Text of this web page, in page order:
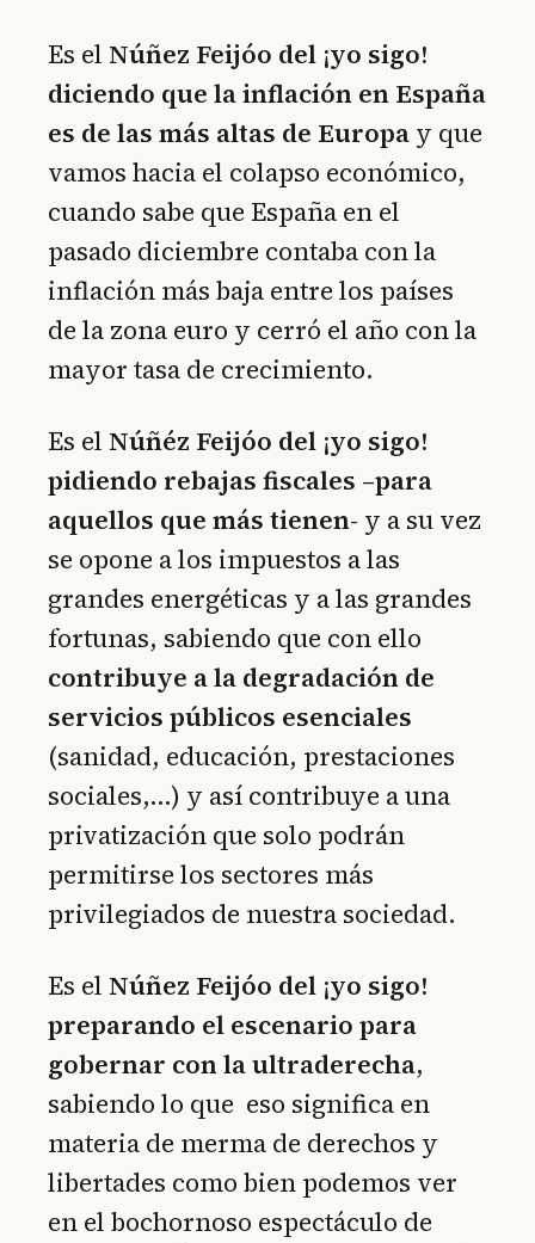
Es el Núñez Feijóo del ¡yo sigo!
diciendo que la inflación en España
es de las más altas de Europa y que
vamos hacia el colapso económico,
cuando sabe que España en el
pasado diciembre contaba con la
inflación más baja entre los países
de la zona euro y cerró el año con la
mayor tasa de crecimiento.
Es el Núñéz Feijóo del ¡yo sigo!
pidiendo rebajas fiscales –para
aquellos que más tienen- y a su vez
se opone a los impuestos a las
grandes energéticas y a las grandes
fortunas, sabiendo que con ello
contribuye a la degradación de
servicios públicos esenciales
(sanidad, educación, prestaciones
sociales,…) y así contribuye a una
privatización que solo podrán
permitirse los sectores más
privilegiados de nuestra sociedad.
Es el Núñez Feijóo del ¡yo sigo!
preparando el escenario para
gobernar con la ultraderecha,
sabiendo lo que eso significa en
materia de merma de derechos y
libertades como bien podemos ver
en el bochornoso espectáculo de